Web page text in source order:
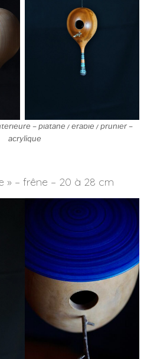
– platane / érable / prunier –
acrylique
» – frêne – 20 à 28 cm